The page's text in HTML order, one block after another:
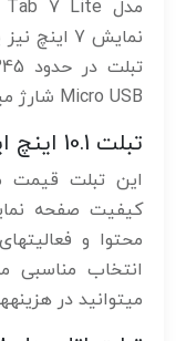
نمایش 7
Micro USB شارژ میشود.
تبلت 10.1 اینچ ایسر مدل ICONIA Tab M10
محتوا و
انتخاب مناسبی
میتوانید در